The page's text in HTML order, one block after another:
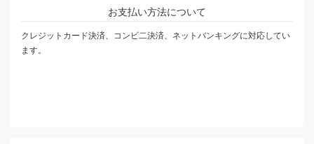
お支払い方法について
クレジットカード決済、コンビ二決済、ネットバンキングに対応してい
ます。